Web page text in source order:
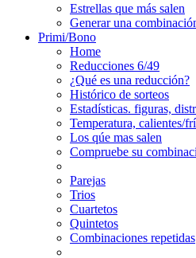
Estrellas que más salen
Generar una
Primi/Bono
Home
Reducciones 6/49
¿Qué es una reducción?
Histórico de sorteos
Estadísticas. figuras,
Temperatura, calientes/
Los qúe mas salen
Compruebe su
Parejas
Trios
Cuartetos
Quintetos
Combinaciones repetidas